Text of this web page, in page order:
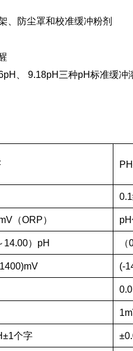
、防尘罩和校准缓冲粉剂
、 9.18pH三种pH标准缓冲
（ORP）
14.00）pH
(-
个字